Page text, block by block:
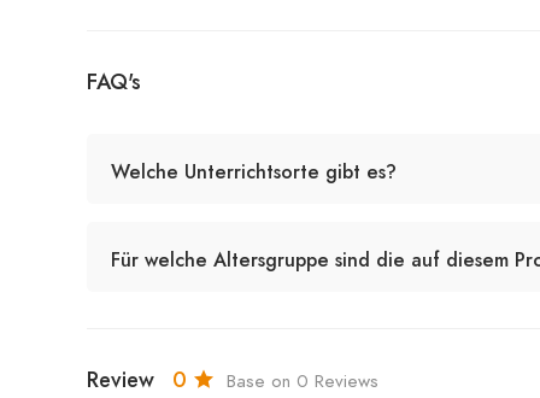
FAQ's
Welche Unterrichtsorte gibt es?
Für welche Altersgruppe sind die auf diesem
Review 0 Base on 0 Reviews